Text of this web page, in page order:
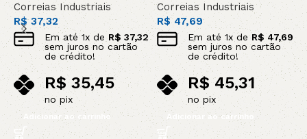
Correias Industriais
R$37,32
Em até1x de R$ 37,32
sem juros no cartão
de crédito!
R$ 35,45
no pix
Adicionar ao carrinho
Correias Industriais
R$47,69
Em até 1x deR$47,69
sem juros no cartão
de crédito!
R$ 45,31
no pix
Adicionar ao carrinho